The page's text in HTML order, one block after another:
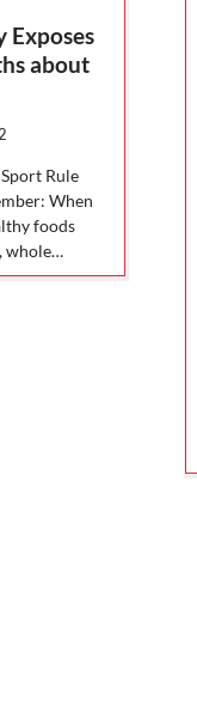
Exposes
about
Rule
When
foods
whole…